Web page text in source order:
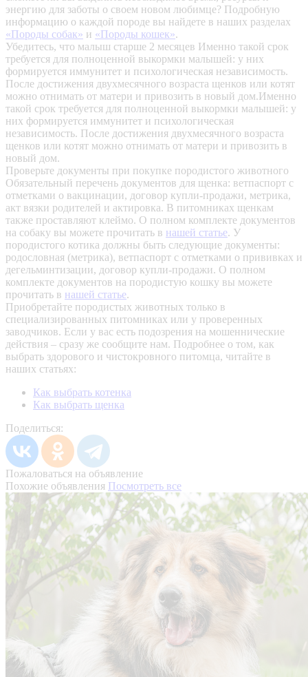
энергию для заботы о своем новом любимце? Подробную
информацию о каждой породе вы найдете в наших разделах
«Породы собак» и «Породы кошек».
Убедитесь, что малыш старше 2 месяцев Именно такой срок
требуется для полноценной выкормки малышей: у них
формируется иммунитет и психологическая независимость.
После достижения двухмесячного возраста щенков или котят
можно отнимать от матери и привозить в новый дом.Именно
такой срок требуется для полноценной выкормки малышей: у
них формируется иммунитет и психологическая
независимость. После достижения двухмесячного возраста
щенков или котят можно отнимать от матери и привозить в
новый дом.
Проверьте документы при покупке породистого животного
Обязательный перечень документов для щенка: ветпаспорт с
отметками о вакцинации, договор купли-продажи, метрика,
акт вязки родителей и актировка. В питомниках щенкам
также проставляют клеймо. О полном комплекте документов
на собаку вы можете прочитать в нашей статье. У
породистого котика должны быть следующие документы:
родословная (метрика), ветпаспорт с отметками о прививках и
дегельминтизации, договор купли-продажи. О полном
комплекте документов на породистую кошку вы можете
прочитать в нашей статье.
Приобретайте породистых животных только в
специализированных питомниках или у проверенных
заводчиков. Если у вас есть подозрения на мошеннические
действия – сразу же сообщите нам. Подробнее о том, как
выбрать здорового и чистокровного питомца, читайте в
наших статьях:
Как выбрать котенка
Как выбрать щенка
Поделиться:
Пожаловаться на объявление
Похожие объявления Посмотреть все